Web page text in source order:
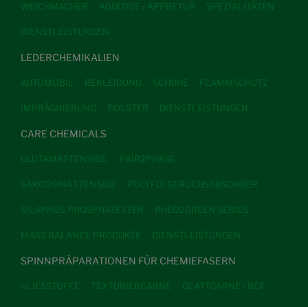
WEICHMACHER ADDITIVE / APPRETUR SPEZIALITÄTEN
DIENSTLEISTUNGEN
LEDERCHEMIKALIEN
AUTOMOBIL BEKLEIDUNG SCHUHE FLAMMSCHUTZ
IMPRÄGNIERUNG POLSTER DIENSTLEISTUNGEN
CARE CHEMICALS
GLUTAMAT-TENSIDE. PAIR2PHASE
SARCOSINAT-TENSIDE POLYFIX GERUCHSABSORBER
SILAPHOS PHOSPHATESTER RHEO2GREEN SERIES
MASS BALANCE PRODUKTE DIENSTLEISTUNGEN
SPINNPRÄPARATIONEN FÜR CHEMIEFASERN
VLIESSTOFFE TEXTURIERGARNE GLATTGARNE / BCF